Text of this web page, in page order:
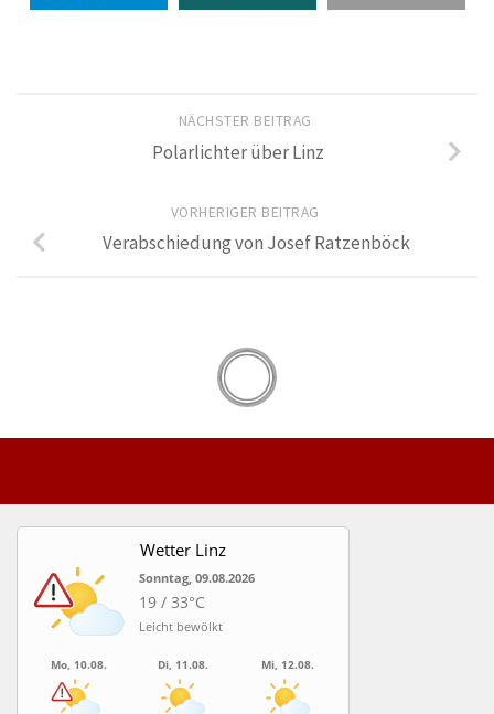
NÄCHSTER BEITRAG
Polarlichter über Linz
VORHERIGER BEITRAG
Verabschiedung von Josef Ratzenböck
Wetter Linz
Sonntag, 09.08.2026
19 / 33°C
Leicht bewölkt
Mo, 10.08. Di, 11.08. Mi, 12.08.